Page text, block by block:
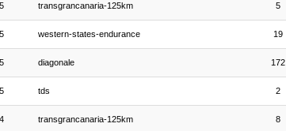
transgrancanaria-125km 5
western-states-endurance 19
diagonale 172
tds 2
transgrancanaria-125km 8